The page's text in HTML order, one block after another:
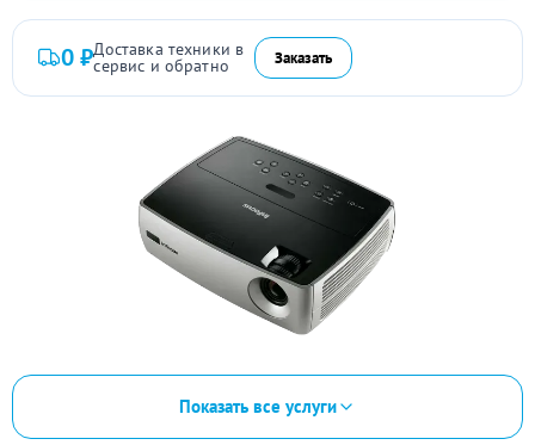
0 ₽Доставка техники в
сервис и обратно Заказать
Показать все услуги